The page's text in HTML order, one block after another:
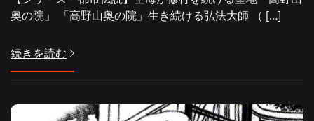
奥の院」 「高野山奥の院」生き続ける弘法大師 （ […]
続きを読む